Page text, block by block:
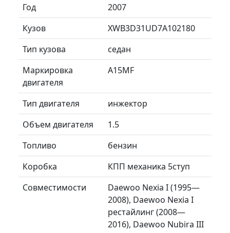
Год
2007
Кузов
XWB3D31UD7A102180
Тип кузова
седан
Маркировка
двигателя
A15MF
Тип двигателя
инжектор
Объем двигателя
1.5
Топливо
бензин
Коробка
КПП механика 5ступ
Совместимости
Daewoo Nexia I (1995—
2008), Daewoo Nexia I
рестайлинг (2008—
2016), Daewoo Nubira III